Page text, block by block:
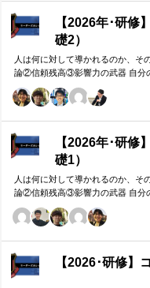
【2026年･研修
礎2）
人は何に対して導かれるのか、
論②信頼残高③影響力の武器 自分
【2026年･研修
礎1）
人は何に対して導かれるのか、
論②信頼残高③影響力の武器 自分
【2026･研修】